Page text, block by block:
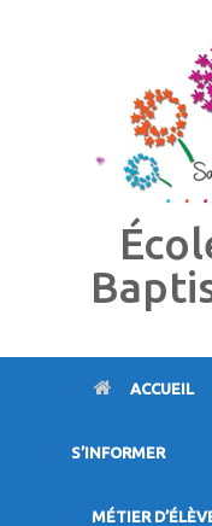
ACCUEIL
S’INFORMER
MÉTIER